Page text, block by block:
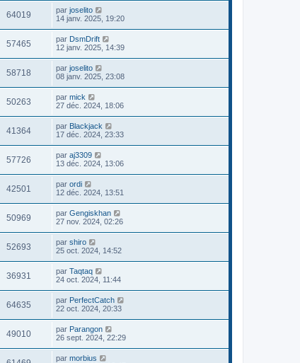
64019 par joselito
14 janv. 2025, 19:20
57465 par DsmDrift
12 janv. 2025, 14:39
58718 par joselito
08 janv. 2025, 23:08
50263 par mick
27 déc. 2024, 18:06
41364 par Blackjack
17 déc. 2024, 23:33
57726 par aj3309
13 déc. 2024, 13:06
42501 par ordi
12 déc. 2024, 13:51
50969 par Gengiskhan
27 nov. 2024, 02:26
52693 par shiro
25 oct. 2024, 14:52
36931 par Taqtaq
24 oct. 2024, 11:44
64635 par PerfectCatch
22 oct. 2024, 20:33
49010 par Parangon
26 sept. 2024, 22:29
par morbius